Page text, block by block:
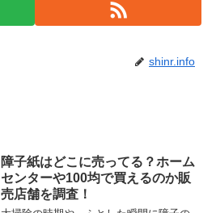
shinr.info
障子紙はどこに売ってる？ホーム
センターや100均で買えるのか販
売店舗を調査！